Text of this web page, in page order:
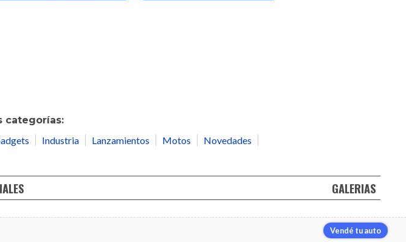
categorías:
Industria Lanzamientos Motos
Novedades
GALERIAS
Vendé tu auto